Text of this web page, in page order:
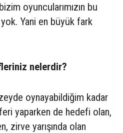
oyuncularımızın bu
Yani en büyük fark
nelerdir?
oynayabildiğim kadar
yaparken de hedefi olan,
zirve yarışında olan